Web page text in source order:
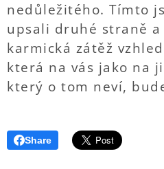
nedůležitého. Tímto
upsali druhé straně a
karmická zátěž
která na vás jako na
který o tom neví,
Share